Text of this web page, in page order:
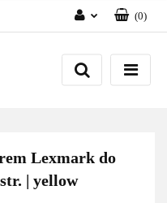
Zaloguj się
Załóż konto
(0)
Lexmark do
| yellow